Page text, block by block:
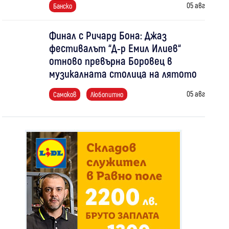
Банско 05 авг
Финал с Ричард Бона: Джаз
фестивалът “Д-р Емил Илиев“
отново превърна Боровец в
музикалната столица на лятото
Самоков Любопитно 05 авг